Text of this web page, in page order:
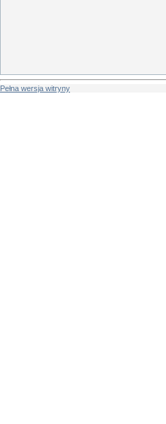
Pełna wersja witryny